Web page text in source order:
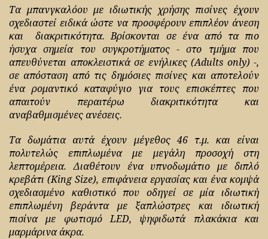
Τα μπανγκαλόου με ιδιωτικής χρήσης πισίνες έχουν
σχεδιαστεί ειδικά ώστε να προσφέρουν επιπλέον άνεση
και διακριτικότητα. Βρίσκονται σε ένα από τα πιο
ήσυχα σημεία του συγκροτήματος - στο τμήμα που
απευθύνεται αποκλειστικά σε ενήλικες (Adults only) -,
σε απόσταση από τις δημόσιες πισίνες και αποτελούν
ένα ρομαντικό καταφύγιο για τους επισκέπτες που
απαιτούν περαιτέρω διακριτικότητα και
αναβαθμισμένες ανέσεις.
Τα δωμάτια αυτά έχουν μέγεθος 46 τ.μ. και είναι
πολυτελώς επιπλωμένα με μεγάλη προσοχή στη
λεπτομέρεια. Διαθέτουν ένα υπνοδωμάτιο με διπλό
κρεβάτι (King Size), επιφάνεια εργασίας και ένα κομψά
σχεδιασμένο καθιστικό που οδηγεί σε μία ιδιωτική
επιπλωμένη βεράντα με ξαπλώστρες και ιδιωτική
πισίνα με φωτισμό LED, ψηφιδωτά πλακάκια και
μαρμάρινα άκρα.